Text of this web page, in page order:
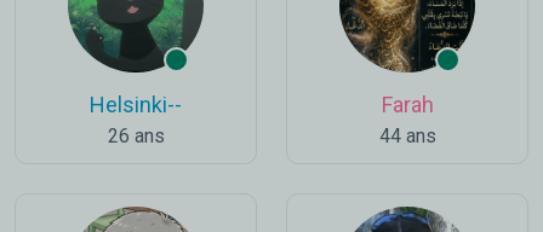
Helsinki--
26 ans
Farah
44 ans